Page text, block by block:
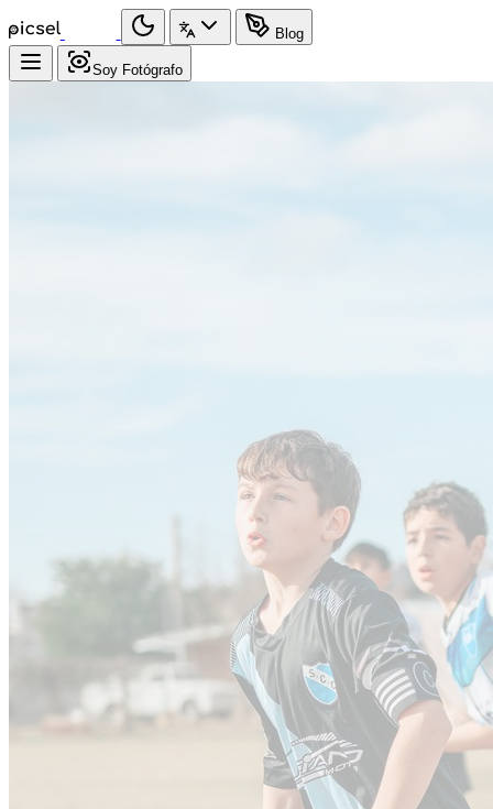
Blog
Soy Fotógrafo